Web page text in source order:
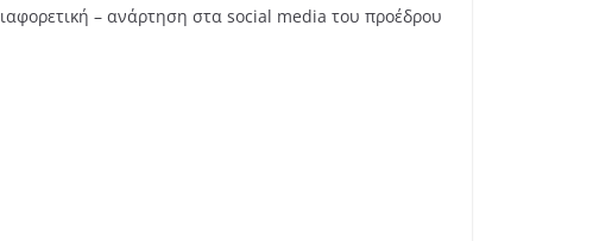
– ανάρτηση στα social media του προέδρου